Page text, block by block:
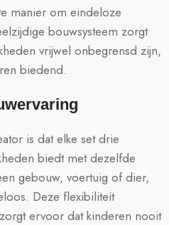
manier om eindeloze
bouwsysteem zorgt
vrijwel onbegrensd zijn,
biedend.
is dat elke set drie
biedt met dezelfde
gebouw, voertuig of dier,
Deze flexibiliteit
ervoor dat kinderen nooit